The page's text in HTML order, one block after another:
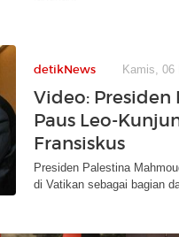
detikNews Kamis, 06
Video: Presiden
Paus Leo-
Fransiskus
Presiden Palestina
di Vatikan sebagai bagian